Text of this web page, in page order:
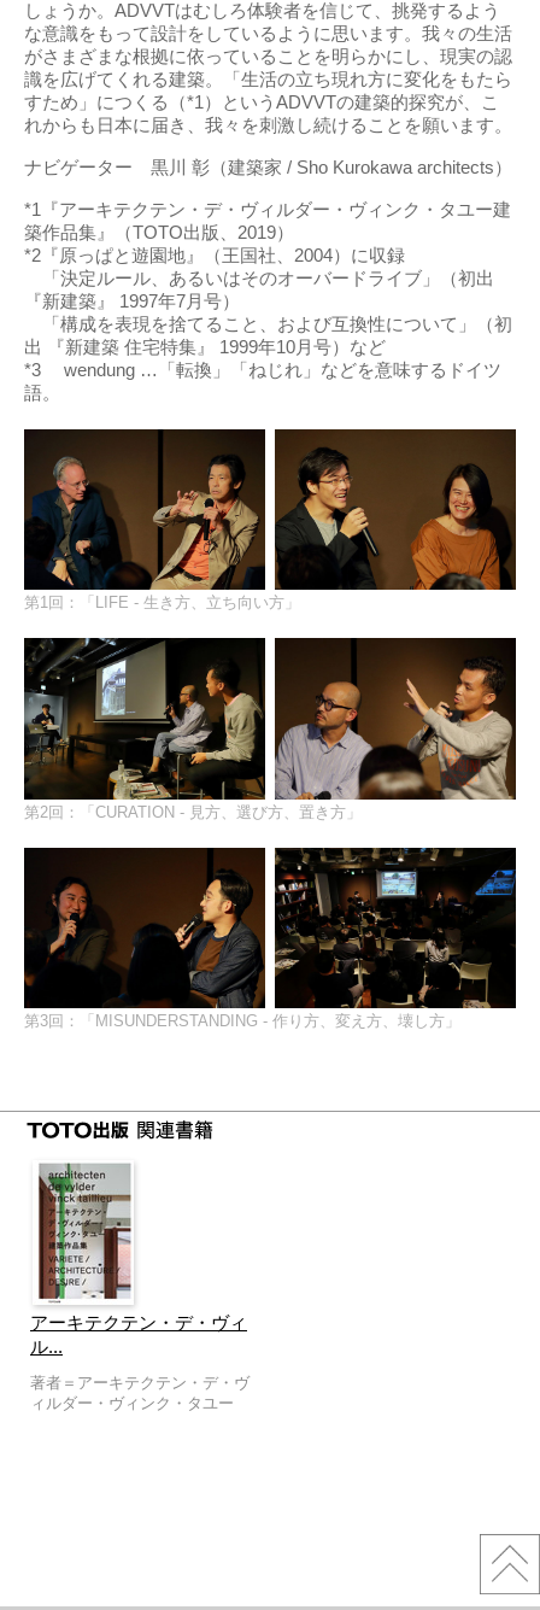
しょうか。ADVVTはむしろ体験者を信じて、挑発するよう
な意識をもって設計をしているように思います。我々の生活
がさまざまな根拠に依っていることを明らかにし、現実の認
識を広げてくれる建築。「生活の立ち現れ方に変化をもたら
すため」につくる（*1）というADVVTの建築的探究が、こ
れからも日本に届き、我々を刺激し続けることを願います。
ナビゲーター 黒川 彰（建築家 / Sho Kurokawa architects）
*1『アーキテクテン・デ・ヴィルダー・ヴィンク・タユー建
築作品集』（TOTO出版、2019）
*2『原っぱと遊園地』（王国社、2004）に収録
「決定ルール、あるいはそのオーバードライブ」（初出
『新建築』 1997年7月号）
「構成を表現を捨てること、および互換性について」（初
出 『新建築 住宅特集』 1999年10月号）など
*3 wendung …「転換」「ねじれ」などを意味するドイツ
語。
第1回：「LIFE - 生き方、立ち向い方」
第2回：「CURATION - 見方、選び方、置き方」
第3回：「MISUNDERSTANDING - 作り方、変え方、壊し方」
アーキテクテン・デ・ヴィ
ル...
著者＝アーキテクテン・デ・ヴ
ィルダー・ヴィンク・タユー